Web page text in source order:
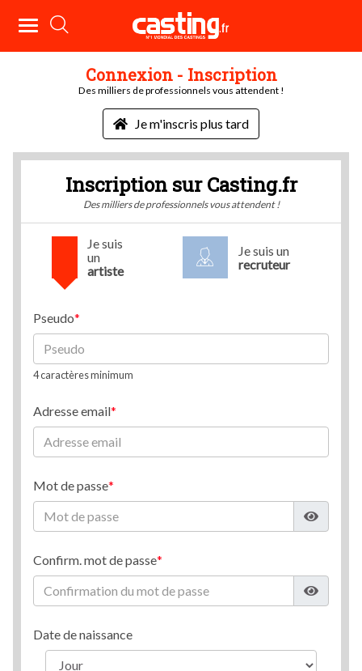
Connexion - Inscription
Des milliers de professionnels vous attendent !
Je m'inscris plus tard
Inscription sur Casting.fr
Des milliers de professionnels vous attendent !
Je suis
un
artiste
Je suis un
recruteur
Pseudo
4 caractères minimum
Adresse email
Mot de passe
Confirm. mot de passe
Date de naissance